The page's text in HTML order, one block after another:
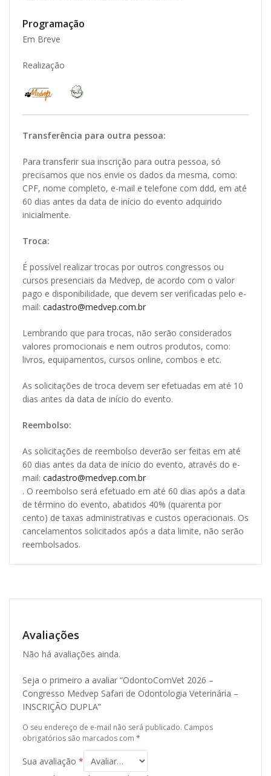
Programação
Em Breve
Realização
Transferência para outra pessoa:
Para transferir sua inscrição para outra pessoa, só
precisamos que nos envie os dados da mesma, como:
CPF, nome completo, e-mail e telefone com ddd, em até
60 dias antes da data de início do evento adquirido
inicialmente.
Troca:
É possível realizar trocas por outros congressos ou
cursos presenciais da Medvep, de acordo com o valor
pago e disponibilidade, que devem ser verificadas pelo e-
mail: cadastro@medvep.com.br
Lembrando que para trocas, não serão considerados
valores promocionais e nem outros produtos, como:
livros, equipamentos, cursos online, combos e etc.
As solicitações de troca devem ser efetuadas em até 10
dias antes da data de início do evento.
Reembolso:
As solicitações de reembolso deverão ser feitas em até
60 dias antes da data de início do evento, através do e-
mail: cadastro@medvep.com.br
. O reembolso será efetuado em até 60 dias após a data
de término do evento, abatidos 40% (quarenta por
cento) de taxas administrativas e custos operacionais. Os
cancelamentos solicitados após a data limite, não serão
reembolsados.
Avaliações
Não há avaliações ainda.
Seja o primeiro a avaliar “OdontoComVet 2026 –
Congresso Medvep Safari de Odontologia Veterinária –
INSCRIÇÃO DUPLA”
O seu endereço de e-mail não será publicado. Campos
obrigatórios são marcados com *
Sua avaliação *